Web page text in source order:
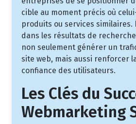
cible au moment précis où
produits ou services similaires.
dans les résultats de
non seulement générer un
site web, mais aussi renforcer
confiance des utilisateurs.
Les Clés du
Webmarketing